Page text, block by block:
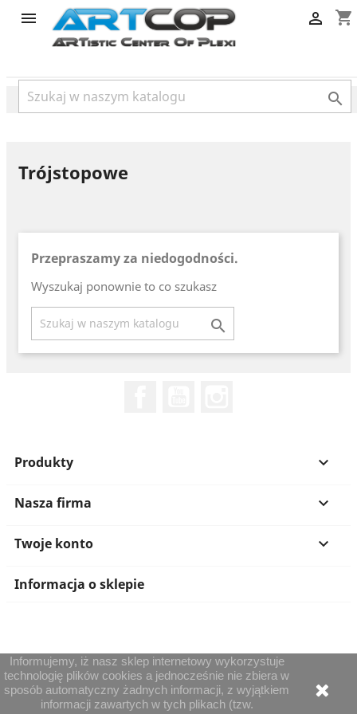
category
 shopping_cart


Trójstopowe
Przepraszamy za niedogodności.
Wyszukaj ponownie to co szukasz

Produkty 
Nasza firma 
Twoje konto 
Informacja o sklepie
Informujemy, iż nasz sklep internetowy wykorzystuje
technologię plików cookies a jednocześnie nie zbiera w
sposób automatyczny żadnych informacji, z wyjątkiem
informacji zawartych w tych plikach (tzw.